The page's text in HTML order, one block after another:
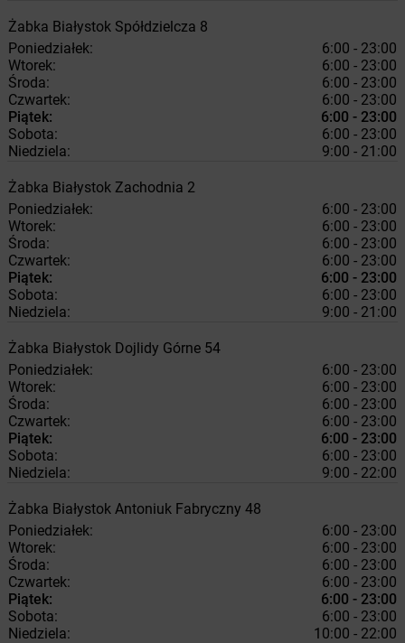
Żabka Białystok Spółdzielcza 8
Poniedziałek:
6:00 - 23:00
Wtorek:
6:00 - 23:00
Środa:
6:00 - 23:00
Czwartek:
6:00 - 23:00
Piątek:
6:00 - 23:00
Sobota:
6:00 - 23:00
Niedziela:
9:00 - 21:00
Żabka Białystok Zachodnia 2
Poniedziałek:
6:00 - 23:00
Wtorek:
6:00 - 23:00
Środa:
6:00 - 23:00
Czwartek:
6:00 - 23:00
Piątek:
6:00 - 23:00
Sobota:
6:00 - 23:00
Niedziela:
9:00 - 21:00
Żabka Białystok Dojlidy Górne 54
Poniedziałek:
6:00 - 23:00
Wtorek:
6:00 - 23:00
Środa:
6:00 - 23:00
Czwartek:
6:00 - 23:00
Piątek:
6:00 - 23:00
Sobota:
6:00 - 23:00
Niedziela:
9:00 - 22:00
Żabka Białystok Antoniuk Fabryczny 48
Poniedziałek:
6:00 - 23:00
Wtorek:
6:00 - 23:00
Środa:
6:00 - 23:00
Czwartek:
6:00 - 23:00
Piątek:
6:00 - 23:00
Sobota:
6:00 - 23:00
Niedziela:
10:00 - 22:00